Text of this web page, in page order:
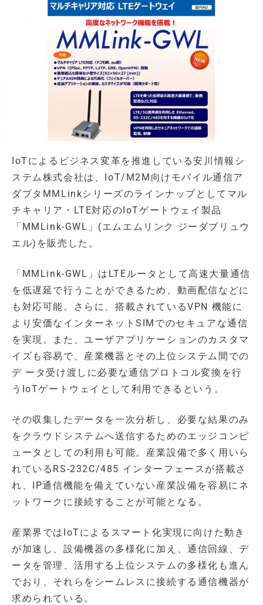
IoTによるビジネス変革を推進している安川情報シ
ステム株式会社は、IoT/M2M向けモバイル通信ア
ダプタMMLinkシリーズのラインナップとしてマル
チキャリア・LTE対応のIoTゲートウェイ製品
「MMLink-GWL」(エムエムリンク ジーダブリュウ
エル)を販売した。
「MMLink-GWL」はLTEルータとして高速大量通信
を低遅延で行うことができるため、動画配信などに
も対応可能。さらに、搭載されているVPN 機能に
より安価なインターネットSIMでのセキュアな通信
を実現。また、ユーザアプリケーションのカスタマ
イズも容易で、産業機器とその上位システム間での
デ ータ受け渡しに必要な通信プロトコル変換を行
うIoTゲートウェイとして利用できるという。
その収集したデータを一次分析し、必要な結果のみ
をクラウドシステムへ送信するためのエッジコンピ
ュータとしての利用も可能。産業設備で多く用いら
れているRS-232C/485 インターフェースが搭載さ
れ、IP通信機能を備えていない産業設備を容易にネ
ットワークに接続することが可能となる。
産業界ではIoTによるスマート化実現に向けた動き
が加速し、設備機器の多様化に加え、通信回線、デ
ータを管理、活用する上位システムの多様化も進ん
でおり、それらをシームレスに接続する通信機器が
求められている。